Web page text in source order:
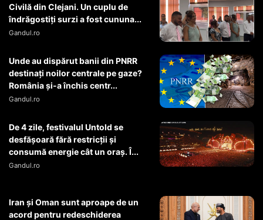
Civilă din Clejani. Un cuplu de
îndrăgostiți surzi a fost cununa...
Gandul.ro
Unde au dispărut banii din PNRR
destinați noilor centrale pe gaze?
România și-a închis centr...
Gandul.ro
De 4 zile, festivalul Untold se
desfășoară fără restricții și
consumă energie cât un oraș. Î...
Gandul.ro
Iran și Oman sunt aproape de un
acord pentru redeschiderea